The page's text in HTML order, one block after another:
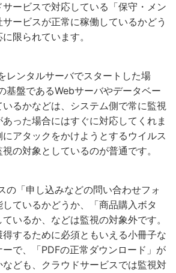
ービスで対応している「保守・メン
ービスが正常に稼働しているかどう
限られています。
レンタルサーバでスタートした場
基盤であるWebサーバやデータベー
るかなどは、システム側で常に監視
った場合にはすぐに対応してくれま
アタックをかけようとするウイルス
の対象としているのが普通です。
の「申し込みなどの問い合わせフォ
ているかどうか、「商品購入ボタ
いるか、などは監視の対象外です。
得するために必須ともいえる小冊子な
で、「PDFの正常ダウンロード」が
ども、クラウドサービスでは監視対